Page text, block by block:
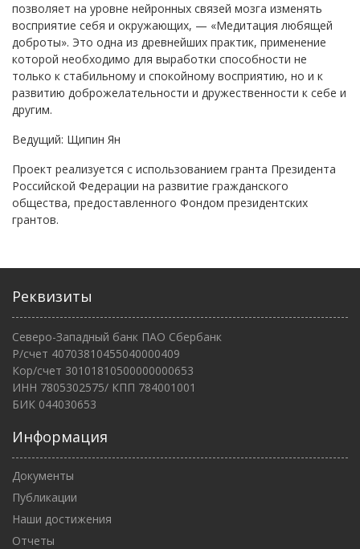
позволяет на уровне нейронных связей мозга изменять
восприятие себя и окружающих, — «Медитация любящей
доброты». Это одна из древнейших практик, применение
которой необходимо для выработки способности не
только к стабильному и спокойному восприятию, но и к
развитию доброжелательности и дружественности к себе и
другим.
Ведущий: Щипин Ян
Проект реализуется с использованием гранта Президента
Российской Федерации на развитие гражданского
общества, предоставленного Фондом президентских
грантов.
Реквизиты
Северо-Западный банк ПАО Сбербанк
Р/счет 40703810455040000409
Кор/счет 30101810500000000653
ИНН 7805302575/ КПП 784001001
БИК 044030653
Информация
Документы
Публикации
Наши достижения
Отчеты